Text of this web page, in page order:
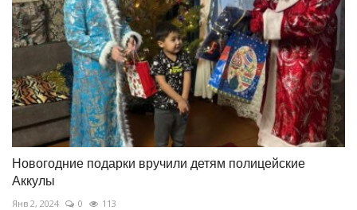
Новогодние подарки вручили детям полицейские
Аккулы
Янв 2, 2024 0 113